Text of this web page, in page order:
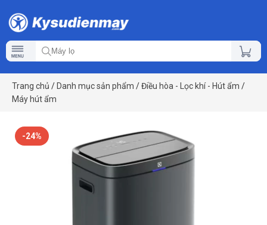
Trang chủ / Danh mục sản phẩm /Điều hòa - Lọc khí - Hút ẩm /
Máy hút ẩm
-24%